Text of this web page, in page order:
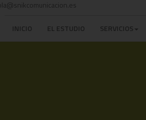
INICIO EL ESTUDIO SERVICIOS